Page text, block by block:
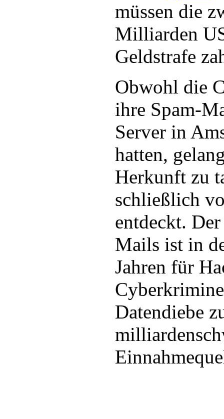
müssen die
Milliarden
Geldstrafe
Obwohl die
ihre Spam-
Server in
hatten,
Herkunft zu
schließlich
entdeckt.
Mails ist in
Jahren für
Datendiebe